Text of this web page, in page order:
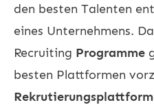
den besten Talenten
eines Unternehmens.
Recruiting Programme
besten Plattformen